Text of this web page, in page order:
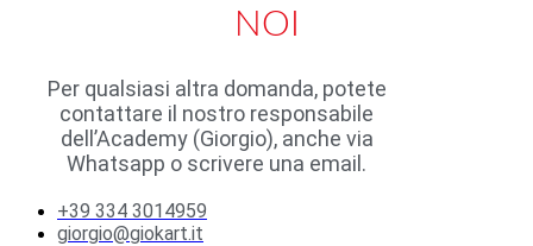
NOI
Per qualsiasi altra domanda, potete
contattare il nostro responsabile
dell’Academy (Giorgio), anche via
Whatsapp o scrivere una email.
+39 334 3014959
giorgio@giokart.it